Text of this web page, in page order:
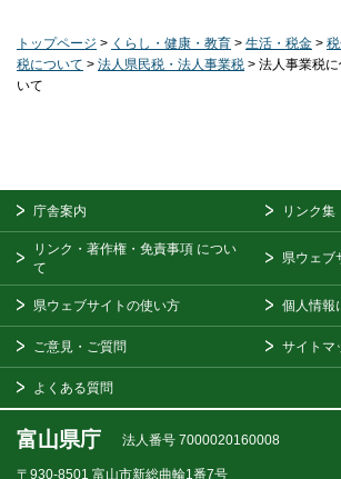
トップページ > くらし・健康・教育 > 生活・税金 >
税について > 法人県民税・法人事業税 > 法人事業税
いて
庁舎案内 リンク集
リンク・著作権・免責事項 につい
て
県ウェブ
県ウェブサイトの使い方 個人情報
ご意見・ご質問 サイトマ
よくある質問
富山県庁 法人番号 7000020160008
〒930-8501 富山市新総曲輪1番7号